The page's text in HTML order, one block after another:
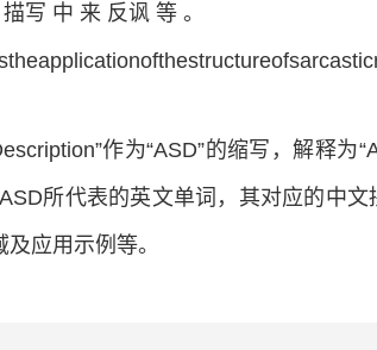
写 中 来 反讽 等 。
作为“ASD”的缩写，解释为
所代表的英文单词，其对应的中
应用示例等。